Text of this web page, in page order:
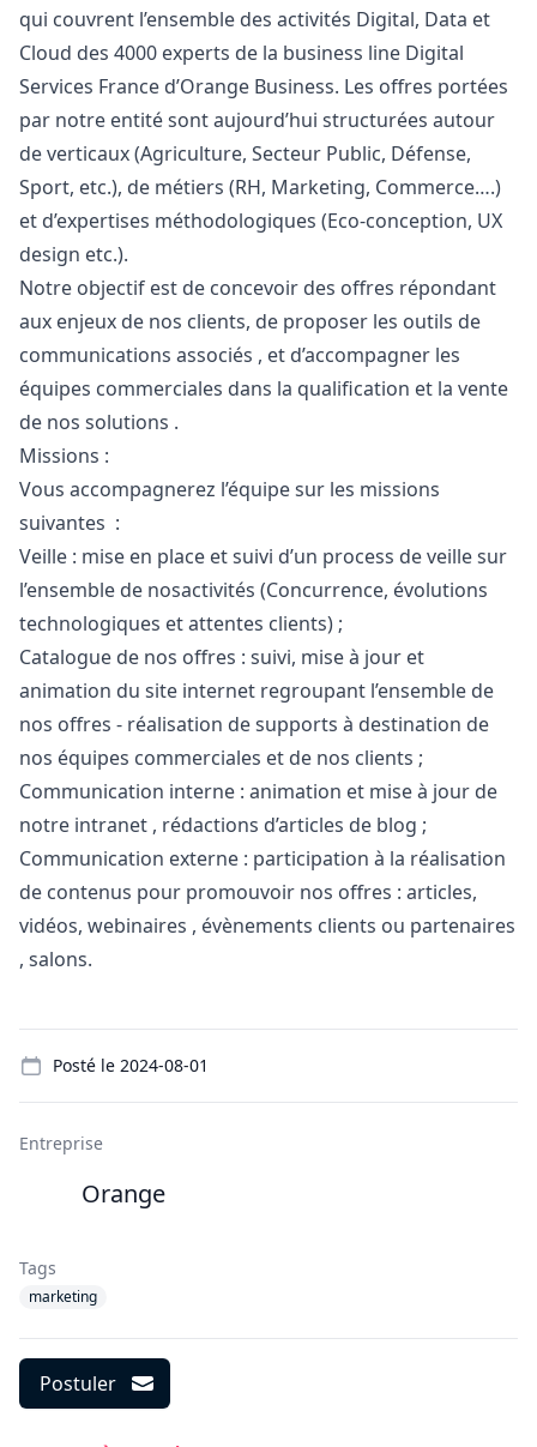
qui couvrent l’ensemble des activités Digital, Data et
Cloud des 4000 experts de la business line Digital
Services France d’Orange Business. Les offres portées
par notre entité sont aujourd’hui structurées autour
de verticaux (Agriculture, Secteur Public, Défense,
Sport, etc.), de métiers (RH, Marketing, Commerce….)
et d’expertises méthodologiques (Eco-conception, UX
design etc.).
Notre objectif est de concevoir des offres répondant
aux enjeux de nos clients, de proposer les outils de
communications associés , et d’accompagner les
équipes commerciales dans la qualification et la vente
de nos solutions .
Missions :
Vous accompagnerez l’équipe sur les missions
suivantes :
Veille : mise en place et suivi d’un process de veille sur
l’ensemble de nosactivités (Concurrence, évolutions
technologiques et attentes clients) ;
Catalogue de nos offres : suivi, mise à jour et
animation du site internet regroupant l’ensemble de
nos offres - réalisation de supports à destination de
nos équipes commerciales et de nos clients ;
Communication interne : animation et mise à jour de
notre intranet , rédactions d’articles de blog ;
Communication externe : participation à la réalisation
de contenus pour promouvoir nos offres : articles,
vidéos, webinaires , évènements clients ou partenaires
, salons.
Posté le 2024-08-01
Entreprise
Orange
Tags
marketing
Postuler